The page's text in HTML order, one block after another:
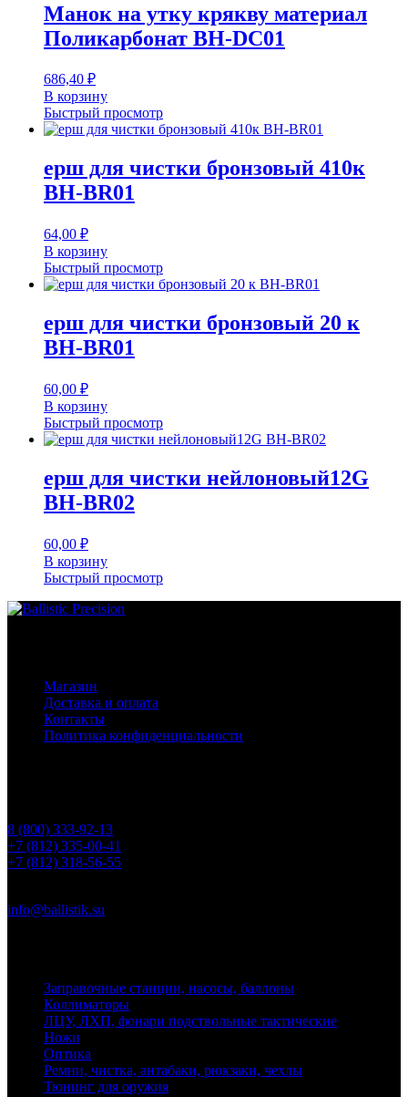
Манок на утку крякву материал
Поликарбонат BH-DC01
686,40 ₽
В корзину
Быстрый просмотр
ерш для чистки бронзовый 410к
BH-BR01
64,00 ₽
В корзину
Быстрый просмотр
ерш для чистки бронзовый 20 к
BH-BR01
60,00 ₽
В корзину
Быстрый просмотр
ерш для чистки нейлоновый12G
BH-BR02
60,00 ₽
В корзину
Быстрый просмотр
Магазин
Доставка и оплата
Контакты
Политика конфиденциальности
8 (800) 333-92-13
+7 (812) 335-00-41
+7 (812) 318-56-55
info@ballistik.su
Заправочные станции, насосы, баллоны
Коллиматоры
ЛЦУ, ЛХП, фонари подствольные тактические
Ножи
Оптика
Ремни, чистка, антабаки, рюкзаки, чехлы
Тюнинг для оружия